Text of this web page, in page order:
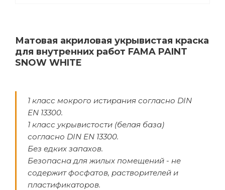
Матовая акриловая укрывистая краска
для внутренних работ FAMA PAINT
SNOW WHITE
1 класс мокрого истирания согласно DIN
EN 13300.
1 класс укрывистости (белая база)
согласно DIN EN 13300.
Без едких запахов.
Безопасна для жилых помещений - не
содержит фосфатов, растворителей и
пластификаторов.